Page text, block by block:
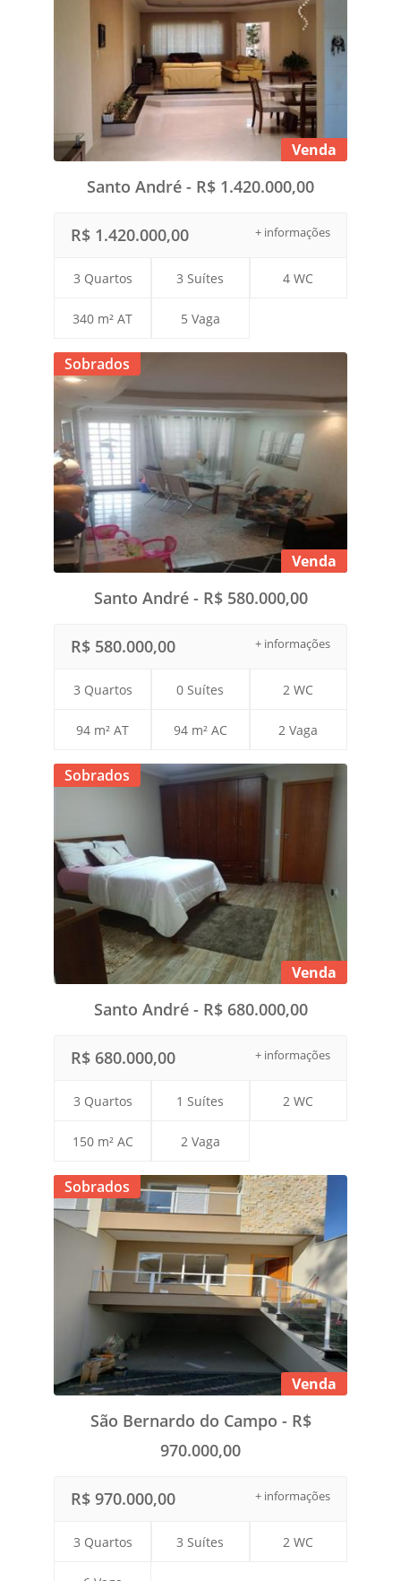
Venda
Santo André - R$ 1.420.000,00
+ informações
R$ 1.420.000,00
3 Quartos 3 Suítes 4 WC
340 m² AT 5 Vaga
Sobrados
Venda
Santo André - R$ 580.000,00
+ informações
R$ 580.000,00
3 Quartos 0 Suítes 2 WC
94 m² AT 94 m² AC 2 Vaga
Sobrados
Venda
Santo André - R$ 680.000,00
+ informações
R$ 680.000,00
3 Quartos 1 Suítes 2 WC
150 m² AC 2 Vaga
Sobrados
Venda
São Bernardo do Campo - R$
970.000,00
+ informações
R$ 970.000,00
3 Quartos 3 Suítes 2 WC